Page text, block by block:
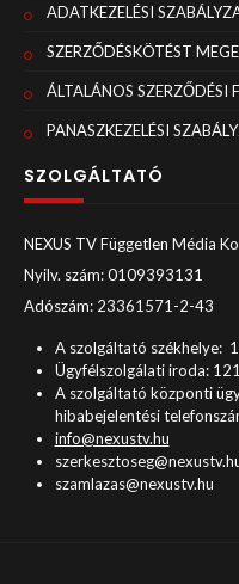
ADATKEZELÉSI
SZERZŐDÉSKÖTÉST
ÁLTALÁNOS SZERZŐDÉSI
PANASZKEZELÉSI
SZOLGÁLTATÓ
NEXUS TV Független Média
Nyilv. szám: 0109393131
Adószám: 23361571-2-43
A szolgáltató székhelye:
Ügyfélszolgálati iroda:
A szolgáltató központi
hibabejelentési
info@nexustv.hu
szamlazas@nexustv.hu